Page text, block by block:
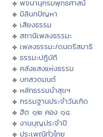
พจนานุกรมพุทธศาสน์
มิลินทปัญหา
เสียงธรรม
สถานีเพลงธรรมะ
เพลงธรรมะ/ดนตรีสมาธิ
ธรรมะปฏิบัติ
คลังแสงแห่งธรรม
บทสวดมนต์
หลักธรรมนำสุขฯ
กรรมฐานประจำวันเกิด
ฮีต ๑๒ คอง ๑๔
งานบุญประจำปี
ประเพณีทั่วไทย